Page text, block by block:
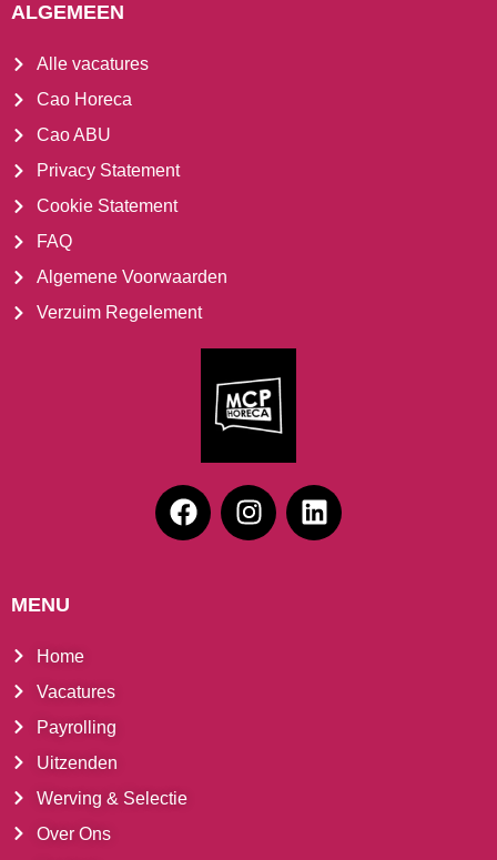
ALGEMEEN
Alle vacatures
Cao Horeca
Cao ABU
Privacy Statement
Cookie Statement
FAQ
Algemene Voorwaarden
Verzuim Regelement
MENU
Home
Vacatures
Payrolling
Uitzenden
Werving & Selectie
Over Ons